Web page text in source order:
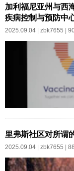
加利福尼亚州与西
疾病控制与预防中
2025.09.04 | zbk7655 |
里弗斯社区对所谓
2025.09.04 | zbk7655 |